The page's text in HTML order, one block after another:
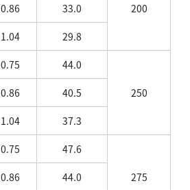
200
0.86 33.0
1.04 29.8
0.75 44.0
250
0.86 40.5
1.04 37.3
0.75 47.6
275
0.86 44.0